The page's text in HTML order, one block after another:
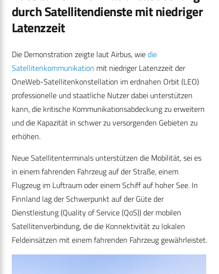
durch Satellitendienste mit niedriger
Latenzzeit
Die Demonstration zeigte laut Airbus, wiedie
Satellitenkommunikation mit niedriger Latenzzeit der
OneWeb-Satellitenkonstellation im erdnahen Orbit (LEO)
professionelle und staatliche Nutzer dabei unterstützen
kann, die kritische Kommunikationsabdeckung zu erweitern
und die Kapazität in schwer zu versorgenden Gebieten zu
erhöhen.
Neue Satellitenterminals unterstützen die Mobilität, sei es
in einem fahrenden Fahrzeug auf der Straße, einem
Flugzeug im Luftraum oder einem Schiff auf hoher See. In
Finnland lag der Schwerpunkt auf der Güte der
Dienstleistung (Quality of Service (QoS)) der mobilen
Satellitenverbindung, die die Konnektivität zu lokalen
Feldeinsätzen mit einem fahrenden Fahrzeug gewährleistet.